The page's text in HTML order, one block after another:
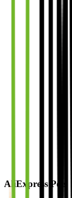
AliExpress Pets